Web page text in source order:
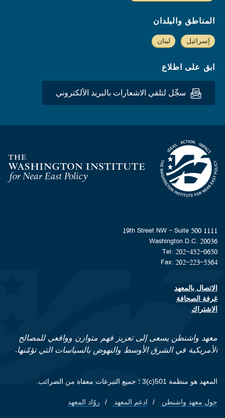
المناطق والبلدان
إسرائيل لبنان
ابق على اطلاع
سجِّل لتلقي الاشعارات بالبريد الألكتروني
Homepage
1111 19th Street NW - Suite 500
Washington D.C. 20036
Tel: 202-452-0650
Fax: 202-223-5364
Footer contact links
الاتصال بالمعهد
غرفة الصحافة
الاشتراك
معهد واشنطن يسعى إلى تعزيز فهم متوازن وواقعي للمصالح
الأمريكية في الشرق الأوسط والنهوض بالسياسات التي تؤمّنها.
المعهد هو منظمة 501(c)3 ؛ جميع التبرعات معفاة من الضرائب.
Footer quick links
حول معهد واشنطن ادعم المعهد روّاد المعهد